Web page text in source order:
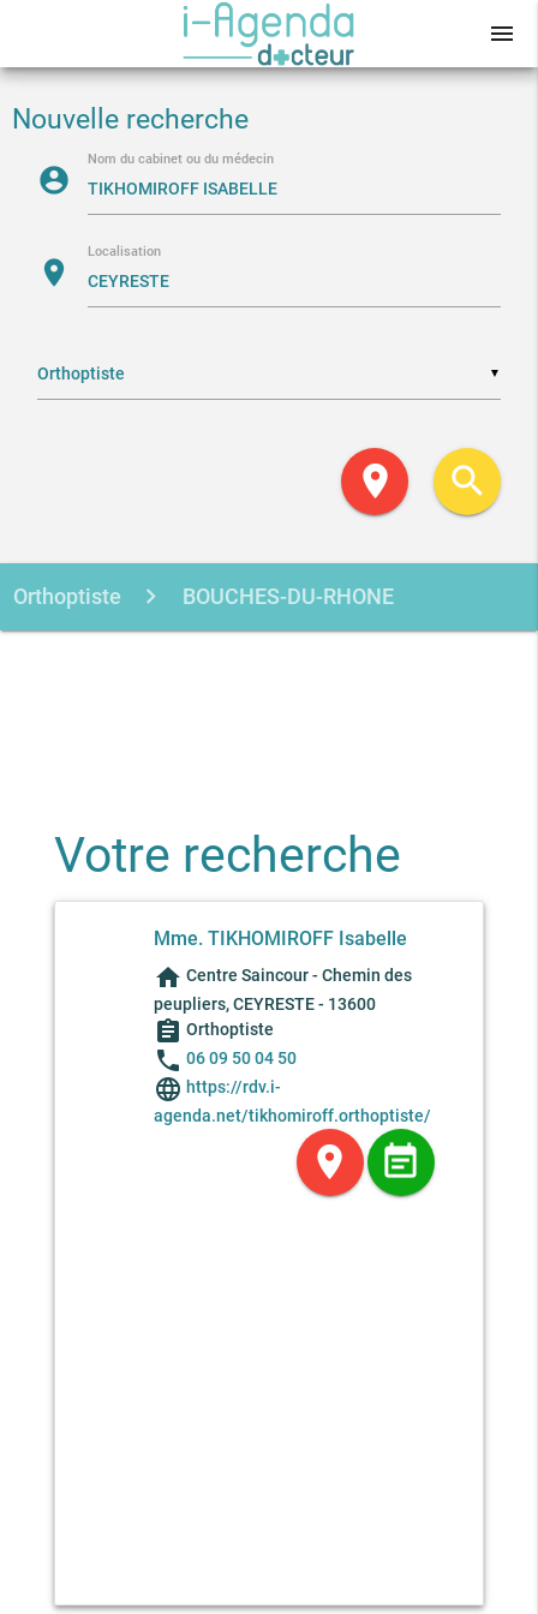
menu
Nouvelle recherche
account_circle
Nom du cabinet ou du médecin
location_on
Localisation
▼
location_on search
Orthoptiste BOUCHES-DU-RHONE
Votre recherche
Mme. TIKHOMIROFF Isabelle
home Centre Saincour - Chemin des
peupliers, CEYRESTE - 13600
assignment Orthoptiste
phone 06 09 50 04 50
language https://rdv.i-
agenda.net/tikhomiroff.orthoptiste/
location_on event_note